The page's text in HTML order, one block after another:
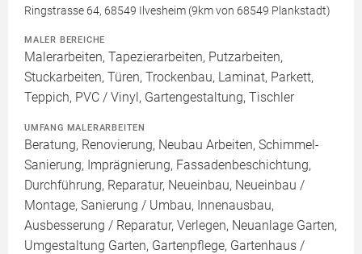
Ringstrasse 64, 68549 Ilvesheim (9km von 68549 Plankstadt)
MALER BEREICHE
Malerarbeiten, Tapezierarbeiten, Putzarbeiten,
Stuckarbeiten, Türen, Trockenbau, Laminat, Parkett,
Teppich, PVC / Vinyl, Gartengestaltung, Tischler
UMFANG MALERARBEITEN
Beratung, Renovierung, Neubau Arbeiten, Schimmel-
Sanierung, Imprägnierung, Fassadenbeschichtung,
Durchführung, Reparatur, Neueinbau, Neueinbau /
Montage, Sanierung / Umbau, Innenausbau,
Ausbesserung / Reparatur, Verlegen, Neuanlage Garten,
Umgestaltung Garten, Gartenpflege, Gartenhaus /